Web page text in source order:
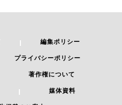
編集ポリシー
プライバシーポリシー
著作権について
媒体資料